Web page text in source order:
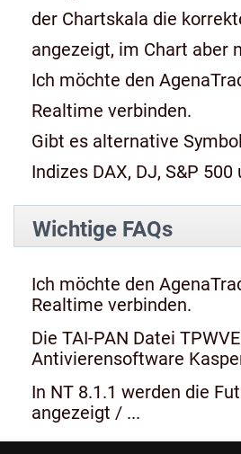
der Chartskala die
angezeigt, im Chart aber
Ich möchte den
Realtime verbinden.
Gibt es alternative
Indizes DAX, DJ, S&P 500
Wichtige FAQs
Ich möchte den
Realtime verbinden.
Die TAI-PAN Datei
Antivierensoftware
In NT 8.1.1 werden die
angezeigt / ...